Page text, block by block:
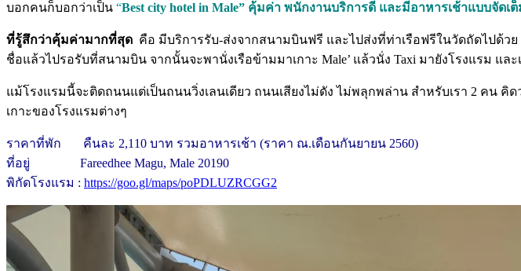
บอกคนก็บอกว่าเป็น “Best city hotel in Male” คุ้มค่า พนักงานบริการดี และมีอาหารเช้าแบบจัดเต็
ที่รู้สึกว่าคุ้มค่ามากที่สุด คือ มีบริการรับ-ส่งจากสนามบินฟรี และไปส่งที่ท่าเรือฟรีในวัดถัดไปด้ว
ชื่อแล้วไปรอรับที่สนามบิน จากนั้นจะพานั่งเรือข้ามมาเกาะ Male’ แล้วนั่ง Taxi มายังโรงแรม และ
แม้โรงแรมนี้จะติดถนนแต่เป็นถนนวิ่งเลนเดียว ถนนเสียงไม่ดัง ไม่พลุกพล่าน สำหรับเรา 2 คน คิ
เกาะของโรงแรมต่างๆ
ราคาที่พัก คืนละ 2,110 บาท รวมอาหารเช้า (ราคา ณ.เดือนกันยายน 2560)
ที่อยู่ Fareedhee Magu, Male 20190
พิกัดโรงแรม : https://goo.gl/maps/poPDLUZRCGG2